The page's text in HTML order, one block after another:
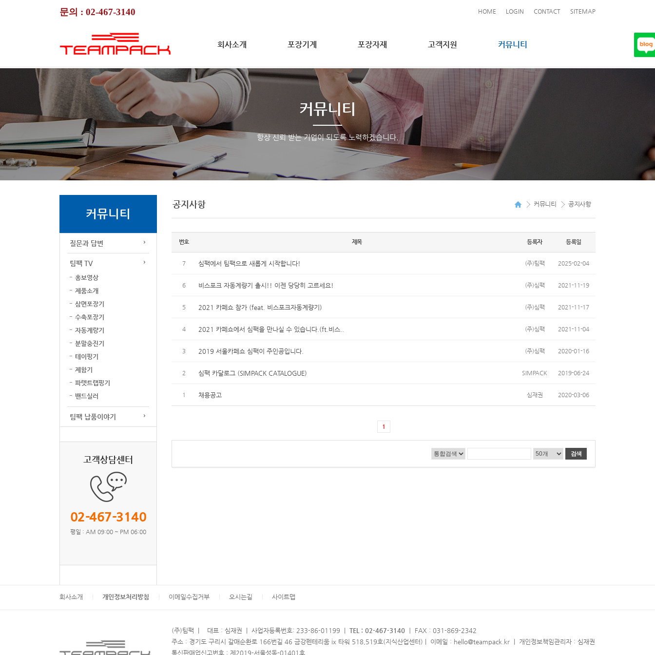
문의 : 02-467-3140 HOME LOGIN CONTACT SITEMAP
회사소개 포장기계 포장자재 고객지원 커뮤니티
커뮤니티
항상 신뢰 받는 기업이 되도록 노력하겠습니다.
커뮤니티
질문과 답변
팀팩 TV
홍보영상
제품소개
삼면포장기
수축포장기
자동계량기
분말충진기
테이핑기
제함기
파렛트랩핑기
밴드실러
팀팩 납품이야기
고객상담센터
02-467-3140
평일 : AM 09:00 ~ PM 06:00
공지사항 커뮤니티 공지사항
번호 제목 등록자 등록일
7 심팩에서 팀팩으로 새롭게 시작합니다! (주)팀팩 2025-02-04
6 비스포크 자동계량기 출시!! 이젠 당당히 고르세요! (주)심팩 2021-11-19
5 2021 카페쇼 참가 (feat. 비스포크자동계량기) (주)심팩 2021-11-17
4 2021 카페쇼에서 심팩을 만나실 수 있습니다.(ft.비스.. (주)심팩 2021-11-04
3 2019 서울카페쇼 심팩이 주인공입니다. (주)심팩 2020-01-16
2 심팩 카달로그 (SIMPACK CATALOGUE) SIMPACK 2019-06-24
1 채용공고 심재권 2020-03-06
1
회사소개 개인정보처리방침 이메일수집거부 오시는길 사이트맵
(주)팀팩 | 대표 : 심재권 | 사업자등록번호: 233-86-01199 | TEL : 02-467-3140
ㅣ FAX : 031-869-2342
주소 : 경기도 구리시 갈매순환로 166번길 46 금강펜테리움 ix 타워 518,519호(지식산업센터) | 이메일 : hello@teampack.kr | 개인정보책임관리자 : 심재권
통신판매업신고번호 : 제2019-서울성동-01401호